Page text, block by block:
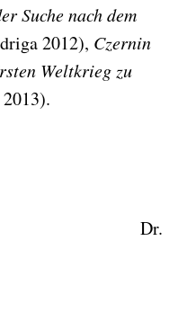
Suche nach dem
2012), Czernin
Weltkrieg zu
Dr.